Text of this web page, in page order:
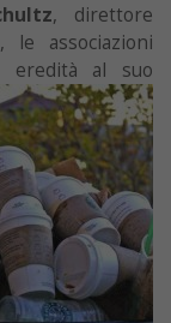
, direttore
le associazioni
eredità al suo